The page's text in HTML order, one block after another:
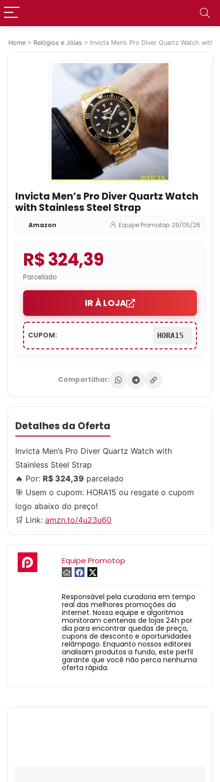
Home > Relógios e Jóias > Invicta Men’s Pro Diver Quartz Watch with
Invicta Men’s Pro Diver Quartz Watch
with Stainless Steel Strap
Amazon Equipe Promotop•29/05/26
R$ 324,39
Parcelado
IR À LOJA
CUPOM: HORA15
Compartilhar:
Detalhes da Oferta
Invicta Men’s Pro Diver Quartz Watch with
Stainless Steel Strap
🔥 Por: R$ 324,39 parcelado
🎯 Usem o cupom: HORA15 ou resgate o cupom
logo abaixo do preço!
🛒 Link: amzn.to/4u23u60
Equipe Promotop
Responsável pela curadoria em tempo
real das melhores promoções da
internet. Nossa equipe e algoritmos
monitoram centenas de lojas 24h por
dia para encontrar quedas de preço,
cupons de desconto e oportunidades
relâmpago. Enquanto nossos editores
analisam produtos a fundo, este perfil
garante que você não perca nenhuma
oferta rápida.